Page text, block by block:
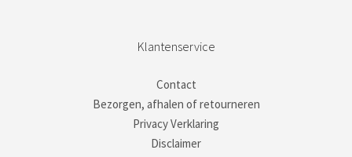
Klantenservice
Contact
Bezorgen, afhalen of retourneren
Privacy Verklaring
Disclaimer